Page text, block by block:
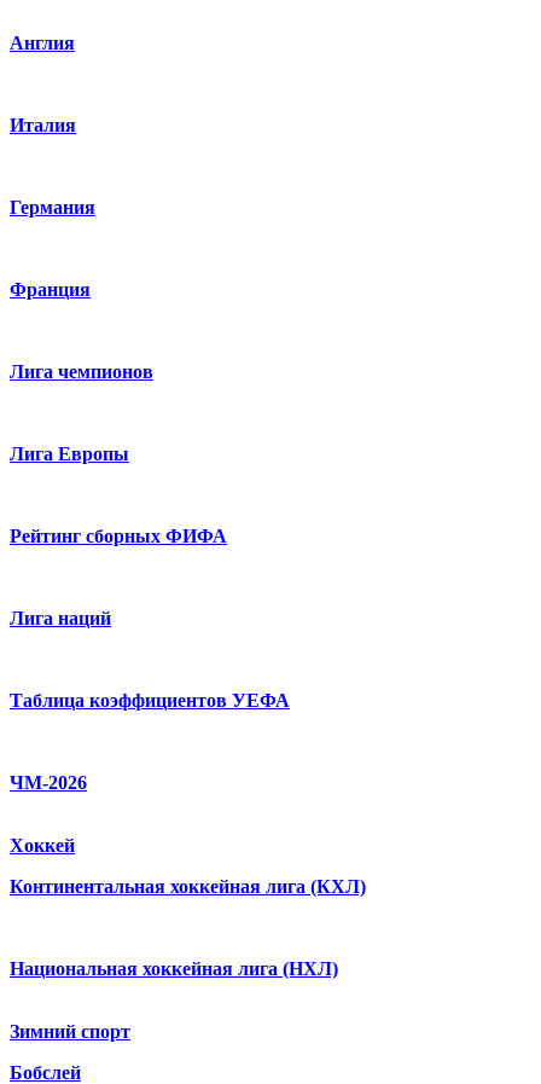
Англия
Италия
Германия
Франция
Лига чемпионов
Лига Европы
Рейтинг сборных ФИФА
Лига наций
Таблица коэффициентов УЕФА
ЧМ-2026
Хоккей
Континентальная хоккейная лига (КХЛ)
Национальная хоккейная лига (НХЛ)
Зимний спорт
Бобслей